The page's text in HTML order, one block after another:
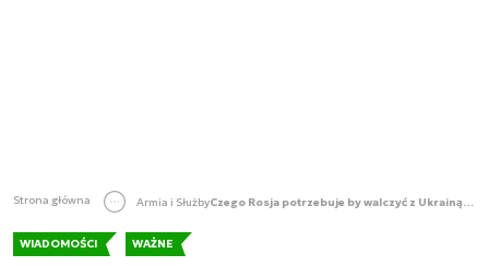
Strona główna Armia i Służby Czego Rosja potrzebuje by walczyć z Ukrainą? Wyciekła technologiczna "lista zakupów" Putina
WIADOMOŚCI WAŻNE